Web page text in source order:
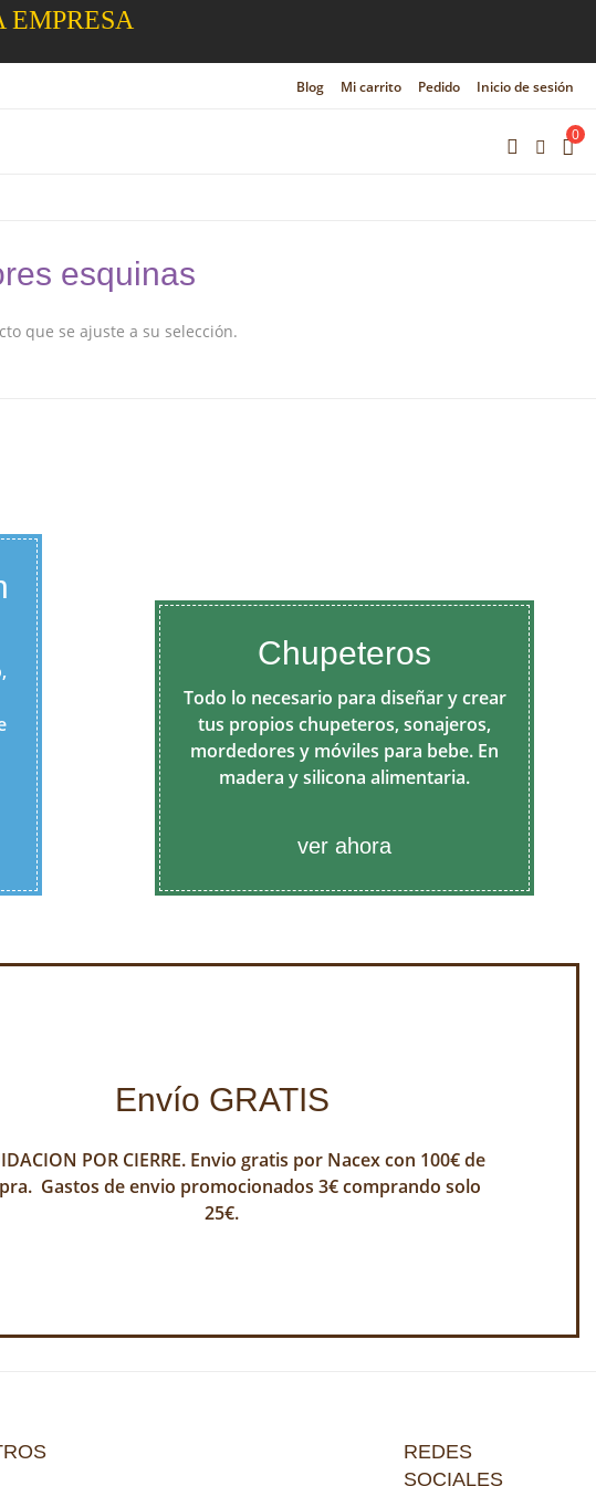
EMPRESA
Blog Mi carrito Pedido Inicio de sesión
0
esquinas
que se ajuste a su selección.
Chupeteros
Todo lo necesario para diseñar y crear
tus propios chupeteros, sonajeros,
mordedores y móviles para bebe. En
madera y silicona alimentaria.
ver ahora
Envío GRATIS
POR CIERRE. Envio gratis por Nacex con 100€ de
Gastos de envio promocionados 3€ comprando solo
25€.
REDES
SOCIALES